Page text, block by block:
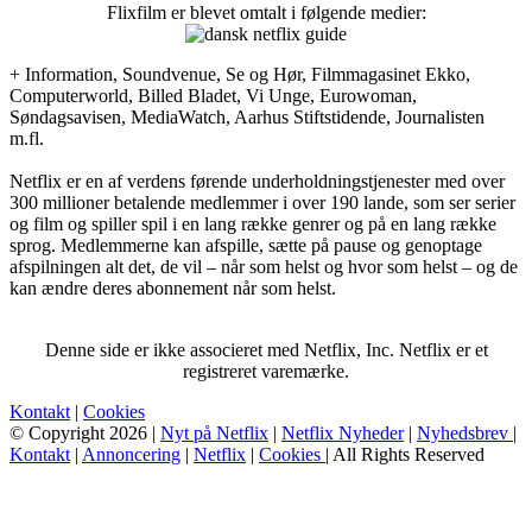
Flixfilm er blevet omtalt i følgende medier:
+ Information, Soundvenue, Se og Hør, Filmmagasinet Ekko,
Computerworld, Billed Bladet, Vi Unge, Eurowoman,
Søndagsavisen, MediaWatch, Aarhus Stiftstidende, Journalisten
m.fl.
Netflix er en af verdens førende underholdningstjenester med over
300 millioner betalende medlemmer i over 190 lande, som ser serier
og film og spiller spil i en lang række genrer og på en lang række
sprog. Medlemmerne kan afspille, sætte på pause og genoptage
afspilningen alt det, de vil – når som helst og hvor som helst – og de
kan ændre deres abonnement når som helst.
Denne side er ikke associeret med Netflix, Inc. Netflix er et
registreret varemærke.
Kontakt | Cookies
© Copyright 2026 | Nyt på Netflix | Netflix Nyheder| Nyhedsbrev |
Kontakt | Annoncering | Netflix | Cookies | All Rights Reserved